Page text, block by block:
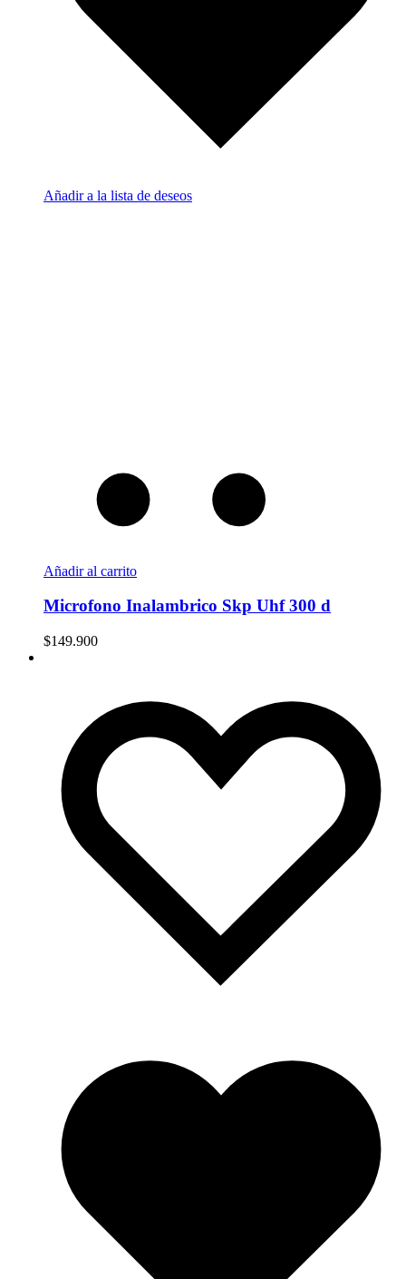
Añadir a la lista de deseos
Añadir al carrito
Microfono Inalambrico Skp Uhf 300 d
$149.900